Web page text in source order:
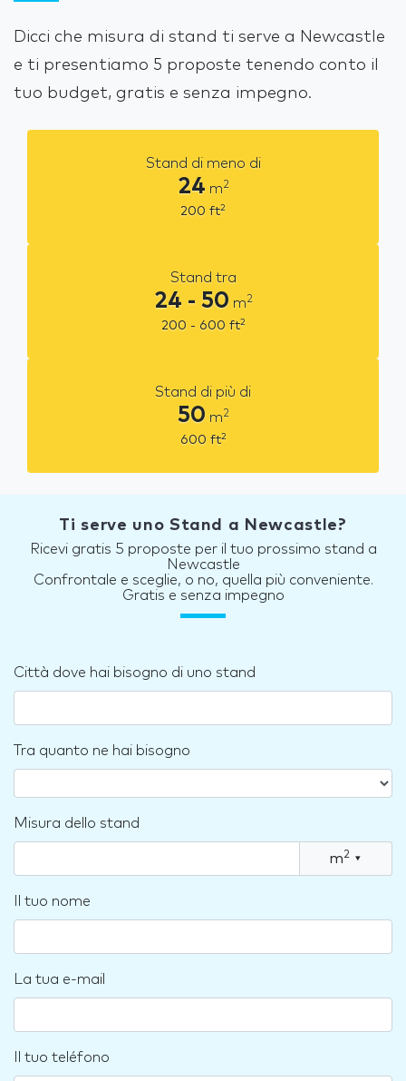
Dicci che misura di stand ti serve a Newcastle
e ti presentiamo 5 proposte tenendo conto il
tuo budget, gratis e senza impegno.
Stand di meno di
24 m2
200 ft2
Stand tra
24 - 50 m2
200 - 600 ft2
Stand di più di
50 m2
600 ft2
Ti serve uno Stand a Newcastle?
Ricevi gratis 5 proposte per il tuo prossimo stand a
Newcastle
Confrontale e sceglie, o no, quella più conveniente.
Gratis e senza impegno
Città dove hai bisogno di uno stand
Tra quanto ne hai bisogno
Misura dello stand
m2 ▾
Il tuo nome
La tua e-mail
Il tuo teléfono